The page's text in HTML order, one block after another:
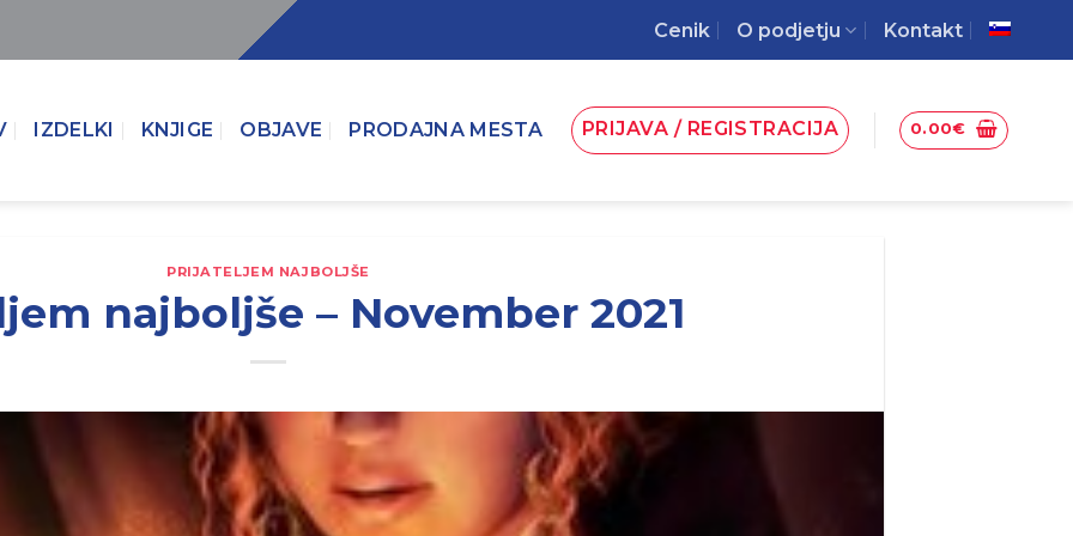
Cenik O podjetju Kontakt
IZDELKI KNJIGE OBJAVE PRODAJNA MESTA PRIJAVA / REGISTRACIJA 0.00€
PRIJATELJEM NAJBOLJŠE
najboljše – November 2021